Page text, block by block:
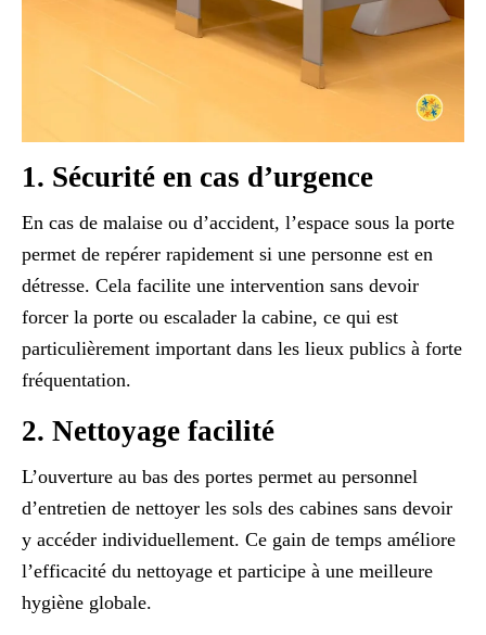
1. Sécurité en cas d’urgence
En cas de malaise ou d’accident, l’espace sous la porte
permet de repérer rapidement si une personne est en
détresse. Cela facilite une intervention sans devoir
forcer la porte ou escalader la cabine, ce qui est
particulièrement important dans les lieux publics à forte
fréquentation.
2. Nettoyage facilité
L’ouverture au bas des portes permet au personnel
d’entretien de nettoyer les sols des cabines sans devoir
y accéder individuellement. Ce gain de temps améliore
l’efficacité du nettoyage et participe à une meilleure
hygiène globale.